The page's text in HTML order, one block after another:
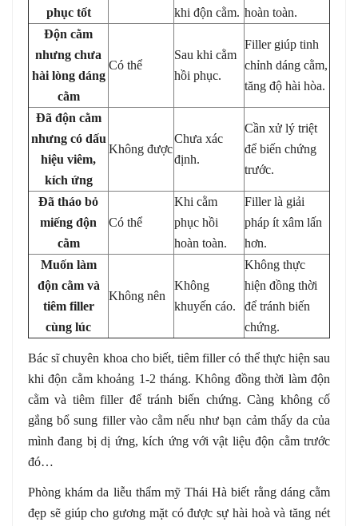
phục tốt
khi độn cằm. hoàn toàn.
Độn cằm
nhưng chưa
hài lòng dáng
cằm
Có thể
Sau khi cằm
hồi phục.
Filler giúp tinh
chỉnh dáng cằm,
tăng độ hài hòa.
Đã độn cằm
nhưng có dấu
hiệu viêm,
kích ứng
Không được
Chưa xác
định.
Cần xử lý triệt
để biến chứng
trước.
Đã tháo bỏ
miếng độn
cằm
Có thể
Khi cằm
phục hồi
hoàn toàn.
Filler là giải
pháp ít xâm lấn
hơn.
Muốn làm
độn cằm và
tiêm filler
cùng lúc
Không nên
Không
khuyến cáo.
Không thực
hiện đồng thời
để tránh biến
chứng.
Bác sĩ chuyên khoa cho biết, tiêm filler có thể thực hiện sau
khi độn cằm khoảng 1-2 tháng. Không đồng thời làm độn
cằm và tiêm filler để tránh biến chứng. Càng không cố
gắng bổ sung filler vào cằm nếu như bạn cảm thấy da của
mình đang bị dị ứng, kích ứng với vật liệu độn cằm trước
đó…
Phòng khám da liễu thẩm mỹ Thái Hà biết rằng dáng cằm
đẹp sẽ giúp cho gương mặt có được sự hài hoà và tăng nét